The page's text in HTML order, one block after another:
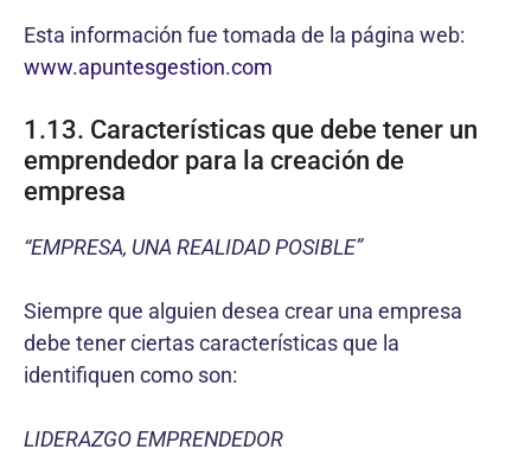
Esta información fue tomada de la página web:
www.apuntesgestion.com
1.13. Características que debe tener un
emprendedor para la creación de
empresa
“EMPRESA, UNA REALIDAD POSIBLE”
Siempre que alguien desea crear una empresa
debe tener ciertas características que la
identifiquen como son:
LIDERAZGO EMPRENDEDOR